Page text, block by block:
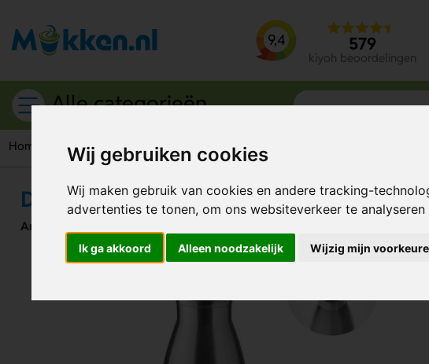
Wij gebruiken cookies
Wij maken gebruik van cookies en andere tracking-
advertenties te tonen, om ons websiteverkeer te
Ik ga akkoord Alleen noodzakelijk Wijzig mijn
9,4 579
kiyoh beoordelingen
Alle categorieën
Home Drinkflessen Dubbelwandige fles Dereo mat 500 ml
Dubbelwandige fles Dereo mat 500 ml
Artikelnummer: